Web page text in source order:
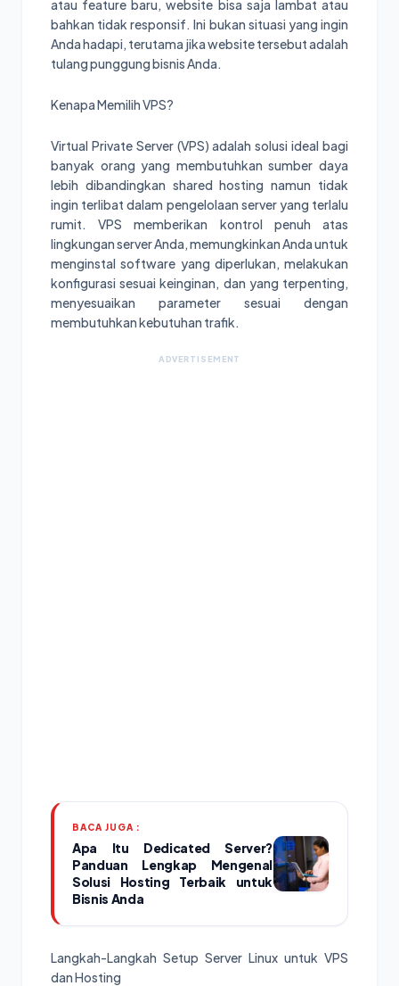
atau feature baru, website bisa saja lambat atau
bahkan tidak responsif. Ini bukan situasi yang ingin
Anda hadapi, terutama jika website tersebut adalah
tulang punggung bisnis Anda.
Kenapa Memilih VPS?
Virtual Private Server (VPS) adalah solusi ideal bagi
banyak orang yang membutuhkan sumber daya
lebih dibandingkan shared hosting namun tidak
ingin terlibat dalam pengelolaan server yang terlalu
rumit. VPS memberikan kontrol penuh atas
lingkungan server Anda, memungkinkan Anda untuk
menginstal software yang diperlukan, melakukan
konfigurasi sesuai keinginan, dan yang terpenting,
menyesuaikan parameter sesuai dengan
membutuhkan kebutuhan trafik.
ADVERTISEMENT
BACA JUGA :
Apa Itu Dedicated Server?
Panduan Lengkap Mengenal
Solusi Hosting Terbaik untuk
Bisnis Anda
Langkah-Langkah Setup Server Linux untuk VPS
dan Hosting